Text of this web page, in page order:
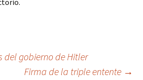
del gobierno de Hitler
Firma de la triple entente →